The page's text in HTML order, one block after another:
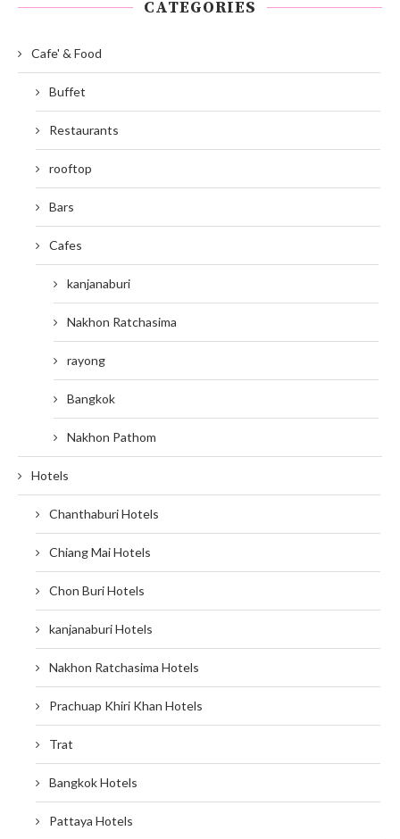
CATEGORIES
Cafe' & Food
Buffet
Restaurants
rooftop
Bars
Cafes
kanjanaburi
Nakhon Ratchasima
rayong
Bangkok
Nakhon Pathom
Hotels
Chanthaburi Hotels
Chiang Mai Hotels
Chon Buri Hotels
kanjanaburi Hotels
Nakhon Ratchasima Hotels
Prachuap Khiri Khan Hotels
Trat
Bangkok Hotels
Pattaya Hotels